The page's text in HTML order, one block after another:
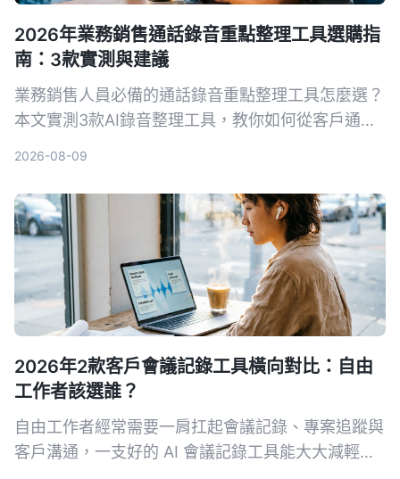
2026年業務銷售通話錄音重點整理工具選購指
南：3款實測與建議
業務銷售人員必備的通話錄音重點整理工具怎麼選？
本文實測3款AI錄音整理工具，教你如何從客戶通話
2026-08-09
2026年2款客戶會議記錄工具橫向對比：自由
工作者該選誰？
自由工作者經常需要一肩扛起會議記錄、專案追蹤與
客戶溝通，一支好的 AI 會議記錄工具能大大減輕負